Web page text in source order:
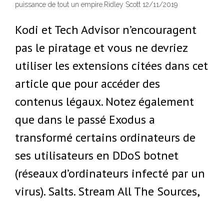
puissance de tout un empire.Ridley Scott 12/11/2019
Kodi et Tech Advisor n’encouragent
pas le piratage et vous ne devriez
utiliser les extensions citées dans cet
article que pour accéder des
contenus légaux. Notez également
que dans le passé Exodus a
transformé certains ordinateurs de
ses utilisateurs en DDoS botnet
(réseaux d’ordinateurs infecté par un
virus). Salts. Stream All The Sources,